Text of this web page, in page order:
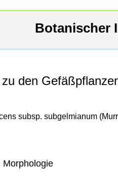
Botanischer
den
subsp. subgelmianum
Morphologie